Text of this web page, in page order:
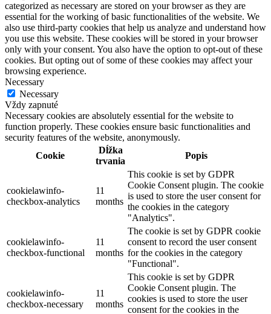
categorized as necessary are stored on your browser as they are
essential for the working of basic functionalities of the website. We
also use third-party cookies that help us analyze and understand how
you use this website. These cookies will be stored in your browser
only with your consent. You also have the option to opt-out of these
cookies. But opting out of some of these cookies may affect your
browsing experience.
Necessary
Necessary
Vždy zapnuté
Necessary cookies are absolutely essential for the website to
function properly. These cookies ensure basic functionalities and
security features of the website, anonymously.
Cookie
Dĺžka
trvania
Popis
cookielawinfo-
checkbox-analytics
11
months
This cookie is set by GDPR
Cookie Consent plugin. The cookie
is used to store the user consent for
the cookies in the category
"Analytics".
cookielawinfo-
checkbox-functional
11
months
The cookie is set by GDPR cookie
consent to record the user consent
for the cookies in the category
"Functional".
cookielawinfo-
checkbox-necessary
11
months
This cookie is set by GDPR
Cookie Consent plugin. The
cookies is used to store the user
consent for the cookies in the